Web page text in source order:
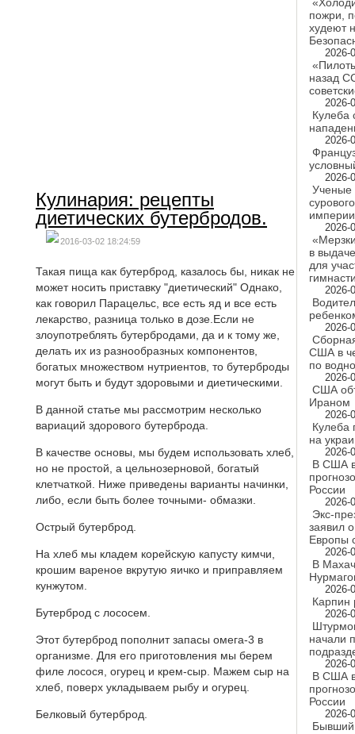
Кулинария: рецепты
диетических бутербродов.
2016-03-02 18:24:59
Такая пища как бутерброд, казалось бы, никак не
может носить приставку "диетический" Однако,
как говорил Парацельс, все есть яд и все есть
лекарство, разница только в дозе.Если не
злоупотреблять бутербродами, да и к тому же,
делать их из разнообразных компонентов,
богатых множеством нутриентов, то бутерброды
могут быть и будут здоровыми и диетическими.
В данной статье мы рассмотрим несколько
вариаций здорового бутерброда.
В качестве основы, мы будем использовать хлеб,
но не простой, а цельнозерновой, богатый
клетчаткой. Ниже приведены варианты начинки,
либо, если быть более точными- обмазки.
Острый бутерброд.
На хлеб мы кладем корейскую капусту кимчи,
крошим вареное вкрутую яичко и приправляем
кунжутом.
Бутерброд с лососем.
Этот бутерброд пополнит запасы омега-3 в
организме. Для его приготовления мы берем
филе лосося, огурец и крем-сыр. Мажем сыр на
хлеб, поверх укладываем рыбу и огурец.
Белковый бутерброд.
пожри,
худеют
2026-
назад
2026-
Кулеба
2026-
2026-
Ученые
империи
2026-
в
для
2026-
2026-
США в
по
2026-
США
Ираном
2026-
Кулеба
на
2026-
В США
России
2026-
Экс-
заявил
Европы
2026-
В
2026-
Карпин
2026-
начали
2026-
В США
России
2026-
Бывший